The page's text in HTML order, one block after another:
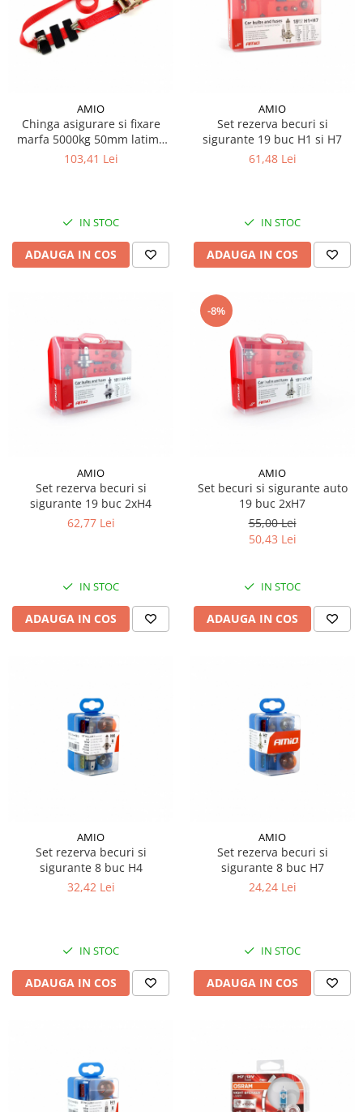
Piese Ceccato
Piese Libra
Piese Pazzaglia
Piese Soilmec
Piese Giant
Piese Bergam
Piese Mast
Piese Lissmac
Piese Heli
Piese Albaret
Piese Welte
Piese Schwind
Piese Porthos
Piese Mahler
Piese Kohler
Kassbohrer
Piese Slanzi
Piese Multicar
Piese Eder
Piese Poltraz
Piese Palfinger
Piese Eschlboeck
AMIO
Chinga asigurare si fixare
marfa 5000kg 50mm latime
3m lungime
103,41 Lei
IN STOC
ADAUGA IN COS
AMIO
Set rezerva becuri si
sigurante 19 buc H1 si H7
61,48 Lei
IN STOC
ADAUGA IN COS
AMIO
Set rezerva becuri si
sigurante 19 buc 2xH4
62,77 Lei
IN STOC
ADAUGA IN COS
-8%
AMIO
Set becuri si sigurante auto
19 buc 2xH7
55,00 Lei
50,43 Lei
IN STOC
ADAUGA IN COS
AMIO
Set rezerva becuri si
sigurante 8 buc H4
32,42 Lei
IN STOC
ADAUGA IN COS
AMIO
Set rezerva becuri si
sigurante 8 buc H7
24,24 Lei
IN STOC
ADAUGA IN COS